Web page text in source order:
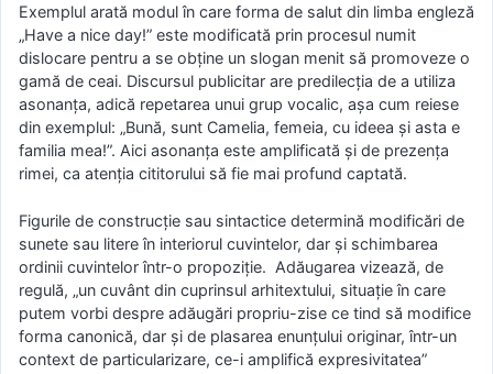
Exemplul arată modul în care forma de salut din limba engleză
„Have a nice day!” este modificată prin procesul numit
dislocare pentru a se obține un slogan menit să promoveze o
gamă de ceai. Discursul publicitar are predilecția de a utiliza
asonanța, adică repetarea unui grup vocalic, așa cum reiese
din exemplul: „Bună, sunt Camelia, femeia, cu ideea și asta e
familia mea!”. Aici asonanța este amplificată și de prezența
rimei, ca atenția cititorului să fie mai profund captată.
Figurile de construcție sau sintactice determină modificări de
sunete sau litere în interiorul cuvintelor, dar și schimbarea
ordinii cuvintelor într-o propoziție. Adăugarea vizează, de
regulă, „un cuvânt din cuprinsul arhitextului, situație în care
putem vorbi despre adăugări propriu-zise ce tind să modifice
forma canonică, dar și de plasarea enunțului originar, într-un
context de particularizare, ce-i amplifică expresivitatea”